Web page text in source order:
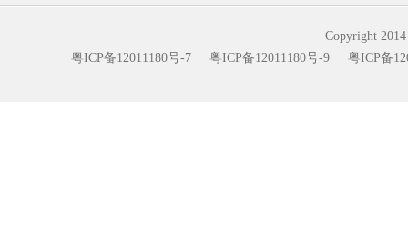
Copyright
粤ICP备12011180号-7
粤ICP备12011180号-9 粤ICP备